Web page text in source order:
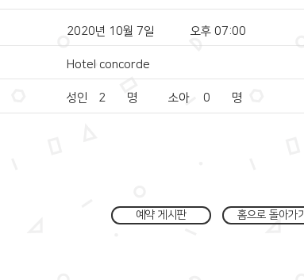
2020년 10월 7일 오후 07:00
Hotel concorde
성인 2 명 소아 0 명
예약 게시판 홈으로 돌아가기